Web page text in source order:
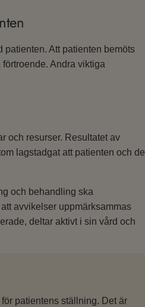
patienten. Att patienten bemöts
Andra viktiga
och resurser. Resultatet av
lagstadgat att patienten och de
och behandling ska
avvikelser uppmärksammas
deltar aktivt i sin vård och
patientens ställning. Det är